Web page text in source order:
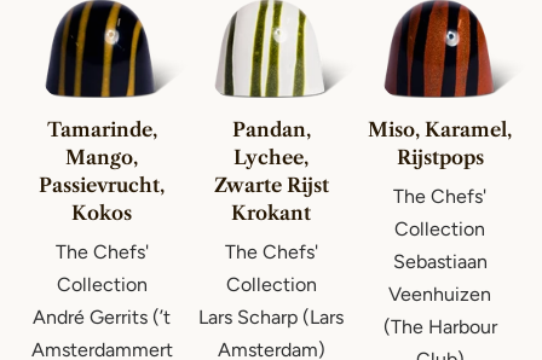
Tamarinde,
Mango,
Passievrucht,
Kokos
The Chefs'
Collection
André Gerrits (’t
Amsterdammert
Pandan,
Lychee,
Zwarte Rijst
Krokant
The Chefs'
Collection
Lars Scharp (Lars
Amsterdam)
Miso, Karamel,
Rijstpops
The Chefs'
Collection
Sebastiaan
Veenhuizen
(The Harbour